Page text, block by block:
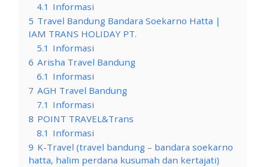
4.1 Informasi
5 Travel Bandung Bandara Soekarno Hatta |
IAM TRANS HOLIDAY PT.
5.1 Informasi
6 Arisha Travel Bandung
6.1 Informasi
7 AGH Travel Bandung
7.1 Informasi
8 POINT TRAVEL&Trans
8.1 Informasi
9 K-Travel (travel bandung – bandara soekarno
hatta, halim perdana kusumah dan kertajati)